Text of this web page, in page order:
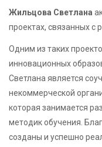
Жильцова Светлана
проектах, связанных с
Одним из таких
инновационных
Светлана является
некоммерческой
которая занимается
методик обучения.
созданы и успешно